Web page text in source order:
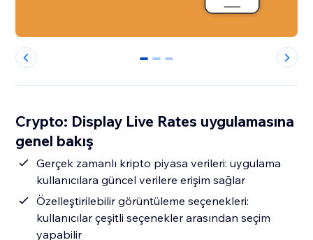
0 1 2
Crypto: Display Live Rates uygulamasına
genel bakış
Gerçek zamanlı kripto piyasa verileri: uygulama
kullanıcılara güncel verilere erişim sağlar
Özelleştirilebilir görüntüleme seçenekleri:
kullanıcılar çeşitli seçenekler arasından seçim
yapabilir